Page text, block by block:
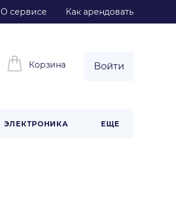
О сервисе Как арендовать
Корзина Войти
ЭЛЕКТРОНИКА ЕЩЕ